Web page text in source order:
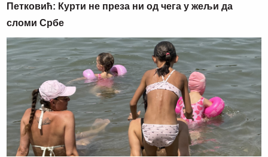
Петковић: Курти не преза ни од чега у жељи да
сломи Србе